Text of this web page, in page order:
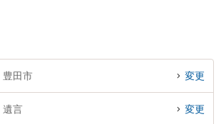
豊田市 変更
遺言 変更